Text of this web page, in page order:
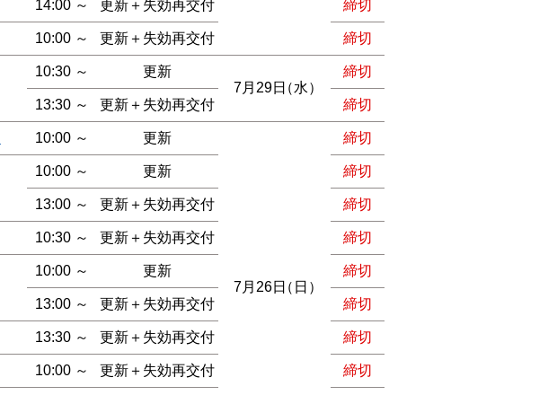
14:00 ～ 更新＋失効再交付 締切
10:00 ～ 更新＋失効再交付 締切
10:30 ～
更新
7月29日（水）
締切
13:30 ～ 更新＋失効再交付 締切
10:00 ～ 更新
7月26日（日）
締切
10:00 ～ 更新 締切
13:00 ～ 更新＋失効再交付 締切
10:30 ～ 更新＋失効再交付 締切
10:00 ～ 更新 締切
13:00 ～ 更新＋失効再交付 締切
13:30 ～ 更新＋失効再交付 締切
10:00 ～ 更新＋失効再交付 締切